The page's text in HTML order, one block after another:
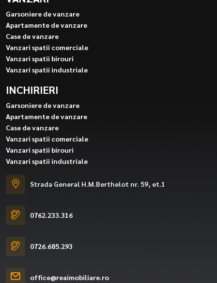
Garsoniere de vanzare
Apartamente de vanzare
Case de vanzare
Vanzari spatii comerciale
Vanzari spatii birouri
Vanzari spatii industriale
INCHIRIERI
Garsoniere de vanzare
Apartamente de vanzare
Case de vanzare
Vanzari spatii comerciale
Vanzari spatii birouri
Vanzari spatii industriale
Strada General H.M.Berthelot nr. 59, et.1
0762.233.316
0726.685.293
office@reaimobiliare.ro